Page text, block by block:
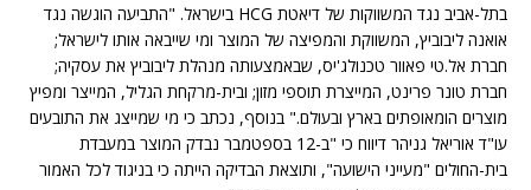
בתל-אביב נגד המשווקות של דיאטת HCG בישראל. "התביעה הוגשה נגד
אואנה ליבוביץ, המשווקת והמפיצה של המוצר ומי שייבאה אותו לישראל;
חברת אל.טי פאוור טכנולג'יס, שבאמצעותה מנהלת ליבוביץ את עסקיה;
חברת טונר פרינט, המייצרת תוספי מזון; ובית-מרקחת הגליל, המייצר ומפיץ
מוצרים הומאופתים בארץ ובעולם." בנוסף, נכתב כי מי שמייצג את התובעים
עו"ד אוריאל גניהר דיווח כי "ב-12 בספטמבר נבדק המוצר במעבדת
בית-החולים "מעייני הישועה", ותוצאת הבדיקה הייתה כי בניגוד לכל האמור